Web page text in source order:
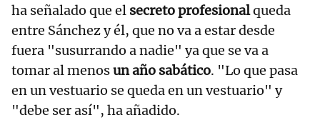
ha señalado que el secreto profesionalqueda
entre Sánchez y él, que no va a estar desde
fuera "susurrando a nadie" ya que se va a
tomar al menosun año sabático. "Lo que pasa
en un vestuario se queda en un vestuario" y
"debe ser así", ha añadido.